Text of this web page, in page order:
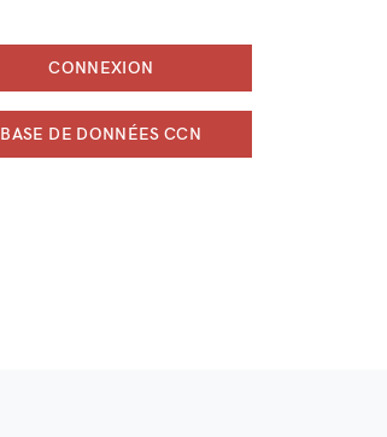
CONNEXION
BASE DE DONNÉES CCN